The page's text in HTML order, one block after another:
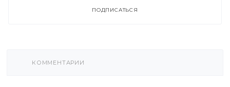
ПОДПИСАТЬСЯ
КОММЕНТАРИИ